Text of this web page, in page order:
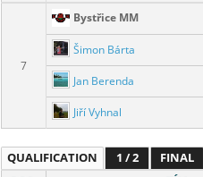
7
Bystřice MM
Šimon Bárta
Jan Berenda
Jiří Vyhnal
QUALIFICATION 1 / 2
FINAL